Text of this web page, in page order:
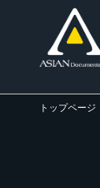
トップページ